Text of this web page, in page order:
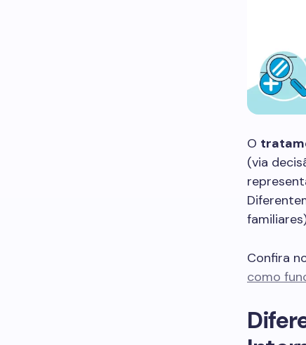
O
(via
Confira
como